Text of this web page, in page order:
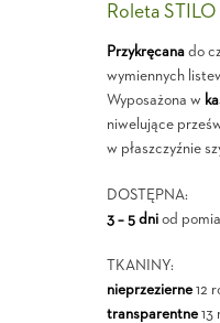
Roleta
Przykręcanado
wymiennych
Wyposażona w
niwelujące
w płaszczyźnie
DOSTĘPNA:
3 – 5 dniod
TKANINY:
nieprzezierne12
transparentne13